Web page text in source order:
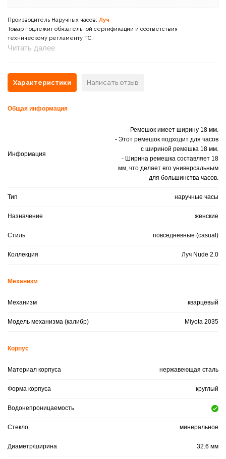
Производитель Наручных часов: Луч
Товар подлежит обязательной сертификации и соответствия
техническому регламенту ТС.
Читать далее
Характеристики Написать отзыв
Общая информация
Информация
- Ремешок имеет ширину 18 мм.
- Этот ремешок подходит для часов
с шириной ремешка 18 мм.
- Ширина ремешка составляет 18
мм, что делает его универсальным
для большинства часов.
Тип наручные часы
Назначение женские
Стиль повседневные (casual)
Коллекция Луч Nude 2.0
Механизм
Механизм кварцевый
Модель механизма (калибр) Miyota 2035
Корпус
Материал корпуса нержавеющая сталь
Форма корпуса круглый
Водонепроницаемость
Стекло минеральное
Диаметр/ширина 32.6 мм